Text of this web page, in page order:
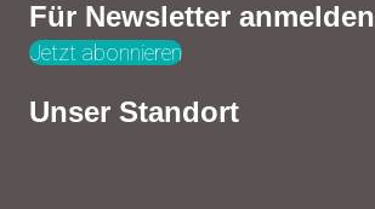
Für Newsletter anmelden
Jetzt abonnieren
Unser Standort